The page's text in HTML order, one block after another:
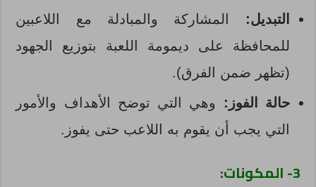
التبديل:
المشاركة والمبادلة مع اللاعبين
للمحافظة على ديمومة اللعبة بتوزيع الجهود
(تظهر ضمن الفرق).
حالة الفوز:
وهي التي توضح الأهداف والأمور
التي يجب أن يقوم به اللاعب حتى يفوز.
3- المكونات: